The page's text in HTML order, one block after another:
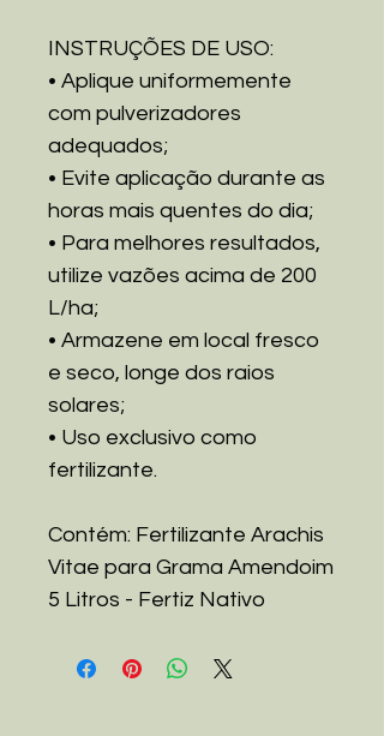
INSTRUÇÕES DE USO:
• Aplique uniformemente
com pulverizadores
adequados;
• Evite aplicação durante as
horas mais quentes do dia;
• Para melhores resultados,
utilize vazões acima de 200
L/ha;
• Armazene em local fresco
e seco, longe dos raios
solares;
• Uso exclusivo como
fertilizante.
Contém: Fertilizante Arachis
Vitae para Grama Amendoim
5 Litros - Fertiz Nativo